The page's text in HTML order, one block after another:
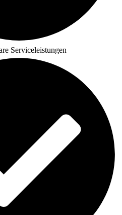
Serviceleistungen